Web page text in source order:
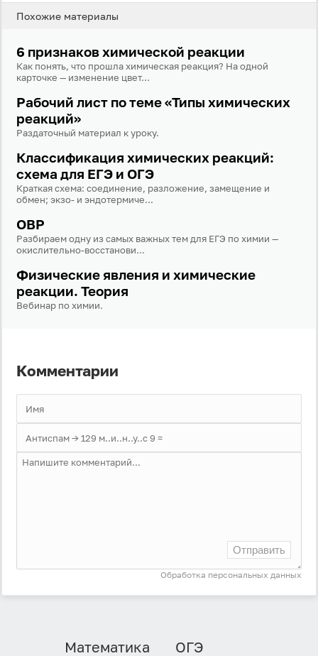
Вход
Логин
данных, а также принимаю
Войти через Вконтакте
Похожие материалы
6 признаков химической реакции
Как понять, что прошла химическая реакция? На одной
карточке — изменение цвет...
Рабочий лист по теме «Типы химических
реакций»
Раздаточный материал к уроку.
Классификация химических реакций:
схема для ЕГЭ и ОГЭ
Краткая схема: соединение, разложение, замещение и
обмен; экзо- и эндотермиче...
ОВР
Разбираем одну из самых важных тем для ЕГЭ по химии —
окислительно-восстанови...
Физические явления и химические
реакции. Теория
Вебинар по химии.
Комментарии
Отправить
Обработка персональных данных
Математика
ОГЭ